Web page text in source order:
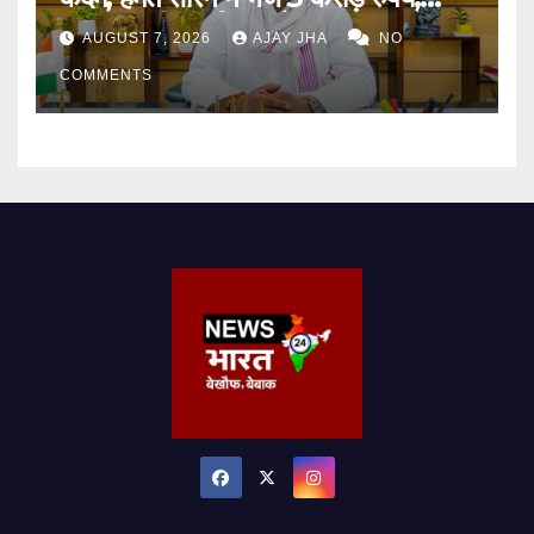
हरसंभव मदद का दिया भरोसा
AUGUST 7, 2026 AJAY JHA NO
COMMENTS